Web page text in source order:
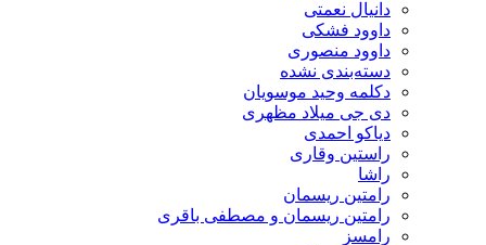
دانیال نعمتی
داوود فشکی
داوود منصوری
دسته‌بندی نشده
دکلمه وحید موسویان
دی جی میلاد مظهری
دیاکو احمدی
راستین وقاری
راشا
رامتین ریسمان
رامتین ریسمان و مصطفی باقری
رامسز